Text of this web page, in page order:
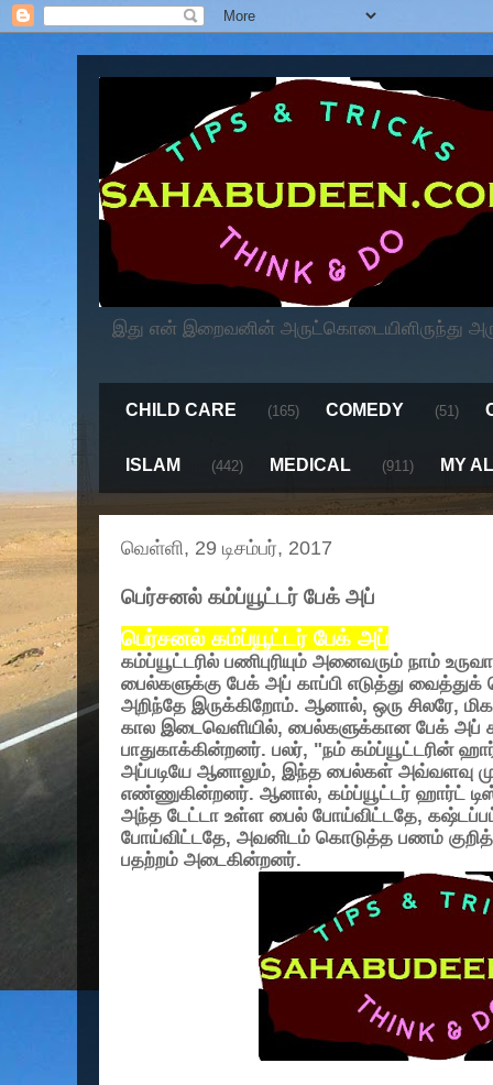
இது என் இறைவனின் அருட்கொடையிளிருந்து
CHILD CARE (165) COMEDY (51)
ISLAM (442) MEDICAL (911) MY
வெள்ளி, 29 டிசம்பர், 2017
பெர்சனல் கம்ப்யூட்டர் பேக் அப்
பெர்சனல் கம்ப்யூட்டர் பேக் அப்
கம்ப்யூட்டரில் பணிபுரியும் அனைவரும் நாம்
பைல்களுக்கு பேக் அப் காப்பி எடுத்து
அறிந்தே இருக்கிறோம். ஆனால், ஒரு சிலரே,
கால இடைவெளியில், பைல்களுக்கான பேக் அப்
பாதுகாக்கின்றனர். பலர், "நம் கம்ப்யூட்டரின்
அப்படியே ஆனாலும், இந்த பைல்கள் அவ்வளவு
எண்ணுகின்றனர். ஆனால், கம்ப்யூட்டர் ஹார்ட்
அந்த டேட்டா உள்ள பைல் போய்விட்டதே,
போய்விட்டதே, அவனிடம் கொடுத்த பணம்
பதற்றம் அடைகின்றனர்.